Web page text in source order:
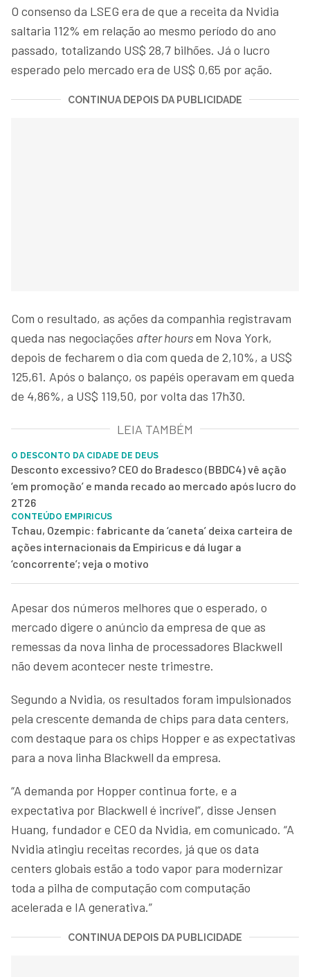
O consenso da LSEG era de que a receita da Nvidia
saltaria 112% em relação ao mesmo período do ano
passado, totalizando US$ 28,7 bilhões. Já o lucro
esperado pelo mercado era de US$ 0,65 por ação.
CONTINUA DEPOIS DA PUBLICIDADE
Com o resultado, as ações da companhia registravam
queda nas negociações after hoursem Nova York,
depois de fecharem o dia com queda de 2,10%, a US$
125,61. Após o balanço, os papéis operavam em queda
de 4,86%, a US$ 119,50, por volta das 17h30.
LEIA TAMBÉM
O DESCONTO DA CIDADE DE DEUS
Desconto excessivo? CEO do Bradesco (BBDC4) vê ação
‘em promoção’ e manda recado ao mercado após lucro do
2T26
CONTEÚDO EMPIRICUS
Tchau, Ozempic: fabricante da ‘caneta’ deixa carteira de
ações internacionais da Empiricus e dá lugar a
‘concorrente’; veja o motivo
Apesar dos números melhores que o esperado, o
mercado digere o anúncio da empresa de que as
remessas da nova linha de processadores Blackwell
não devem acontecer neste trimestre.
Segundo a Nvidia, os resultados foram impulsionados
pela crescente demanda de chips para data centers,
com destaque para os chips Hopper e as expectativas
para a nova linha Blackwell da empresa.
“A demanda por Hopper continua forte, e a
expectativa por Blackwell é incrível”, disse Jensen
Huang, fundador e CEO da Nvidia, em comunicado. “A
Nvidia atingiu receitas recordes, já que os data
centers globais estão a todo vapor para modernizar
toda a pilha de computação com computação
acelerada e IA generativa.”
CONTINUA DEPOIS DA PUBLICIDADE